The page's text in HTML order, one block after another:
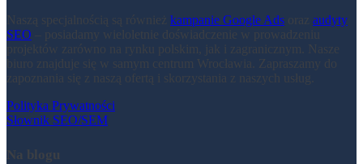
Naszą specjalnością są również kampanie Google Ads oraz audyty
SEO – posiadamy wieloletnie doświadczenie w prowadzeniu
projektów zarówno na rynku polskim, jak i zagranicznym. Nasze
biuro znajduje się w samym centrum Wrocławia. Zapraszamy do
zapoznania się z naszą ofertą i skorzystania z naszych usług.
Polityka Prywatności
Słownik SEO/SEM
Na blogu